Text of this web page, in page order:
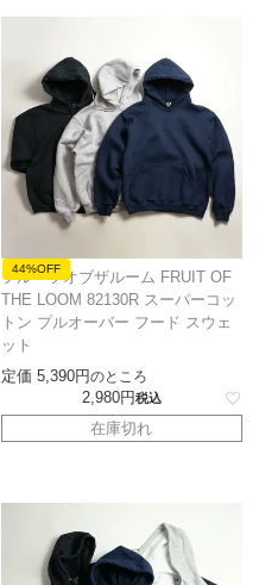
44%OFF
フルーツオブザルーム FRUIT OF
THE LOOM 82130R スーパーコッ
トン プルオーバー フード スウェ
ット
定価 5,390 のところ
2,980 税込
在庫切れ